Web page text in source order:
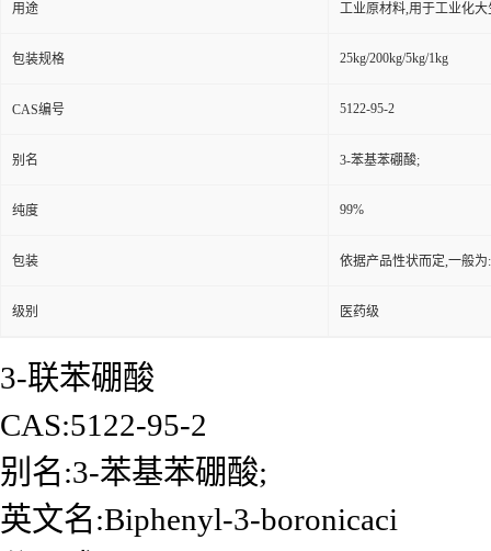
用途 工业原材料,用于工业化大
包装规格 25kg/200kg/5kg/1kg
CAS编号 5122-95-2
别名 3-苯基苯硼酸;
纯度 99%
包装 依据产品性状而定,一般
级别 医药级
3-联苯硼酸
CAS:5122-95-2
别名:3-苯基苯硼酸;
英文名:Biphenyl-3-boronicaci